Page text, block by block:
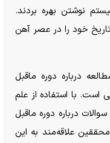
نوشتن بهره بردند.
خود را در عصر آهن
درباره دوره ماقبل
است. با استفاده از علم
درباره دوره ماقبل
علاقه‌مند به این